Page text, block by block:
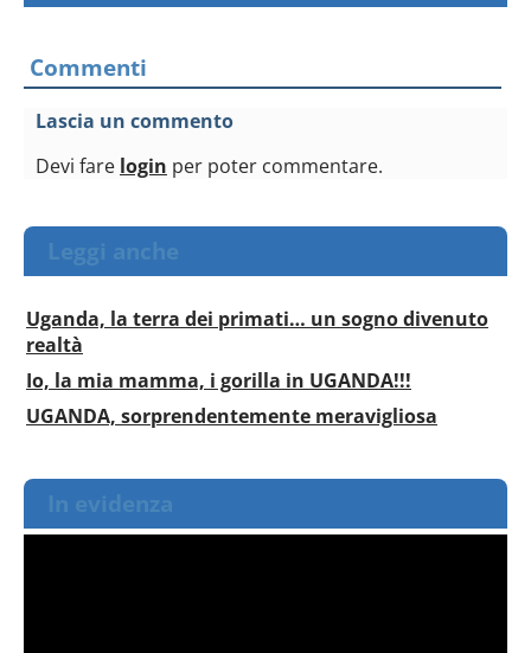
Commenti
Lascia un commento
Devi fare login per poter commentare.
Leggi anche
Uganda, la terra dei primati… un sogno divenuto
realtà
Io, la mia mamma, i gorilla in UGANDA!!!
UGANDA, sorprendentemente meravigliosa
In evidenza